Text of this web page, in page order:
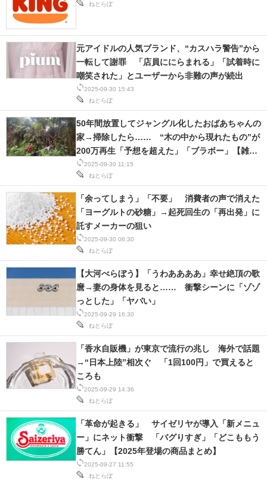
ねとらぼ
2025-09-30 15:43
ねとらぼ
元アイドルの人気ブランド、“カスハラ警告”から
一転して謝罪 「店員ににらまれる」「試着時に
嘲笑された」とユーザーから非難の声が続出
2025-09-30 11:15
ねとらぼ
50年間放置してジャングル化したおばあちゃんの
家→掃除したら…… “木の中から現れたもの”が
200万再生「予想を超えた」「ブラボー」【雑草
掃除記事3選：海外】
2025-09-30 06:30
ねとらぼ
「余ってしまう」「不要」 消費者の声で消えた
「ヨーグルトの砂糖」→起死回生の「再出発」に
託すメーカーの狙い
2025-09-29 16:30
ねとらぼ
【大河べらぼう】「うわああああ」幸せ絶頂の歌
麿→妻の身体を見ると…… 衝撃シーンに「ゾゾ
っとした」「ヤバい」
2025-09-29 14:36
ねとらぼ
「香水自販機」が東京で流行の兆し 海外で話題
→“日本上陸”相次ぐ 「1回100円」で買えると
ころも
2025-09-27 11:55
ねとらぼ
「革命が起きる」 サイゼリヤが導入「新メニュ
ー」にネット衝撃 「バグりすぎ」「どこももう
勝てん」【2025年登場の商品まとめ】